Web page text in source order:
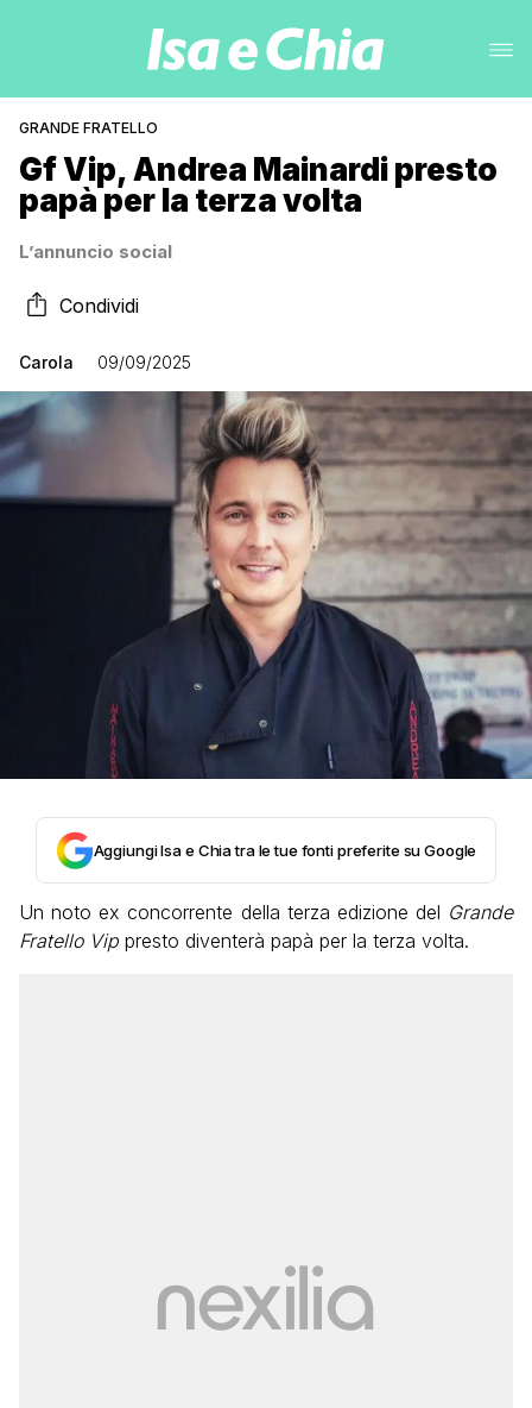
GRANDE FRATELLO
Gf Vip, Andrea Mainardi presto
papà per la terza volta
L’annuncio social
Condividi
Carola 09/09/2025
Aggiungi Isa e Chia tra le tue fonti preferite su Google
Un noto ex concorrente della terza edizione del Grande
Fratello Vip presto diventerà papà per la terza volta.